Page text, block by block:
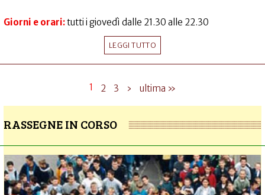
Giorni e orari:tutti i giovedì dalle 21.30 alle 22.30
LEGGI TUTTO
1 2 3 › ultima »
RASSEGNE IN CORSO